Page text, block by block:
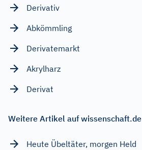
Derivativ
Abkömmling
Derivatemarkt
Akrylharz
Derivat
Weitere Artikel auf wissenschaft.de
Heute Übeltäter, morgen Held